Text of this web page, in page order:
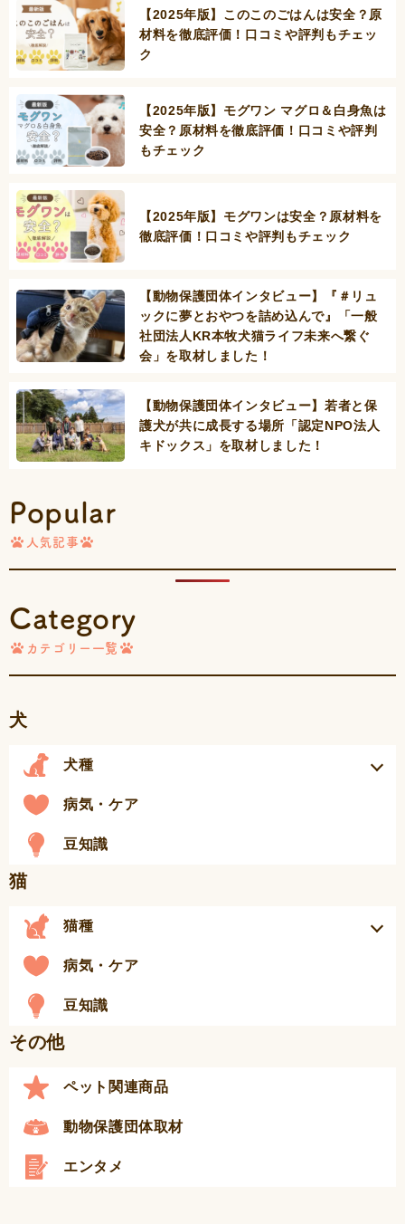
【2025年版】このこのごはんは安全？原
材料を徹底評価！口コミや評判もチェッ
ク
【2025年版】モグワン マグロ＆白身魚は
安全？原材料を徹底評価！口コミや評判
もチェック
【2025年版】モグワンは安全？原材料を
徹底評価！口コミや評判もチェック
【動物保護団体インタビュー】『＃リュ
ックに夢とおやつを詰め込んで』「一般
社団法人KR本牧犬猫ライフ未来へ繋ぐ
会」を取材しました！
【動物保護団体インタビュー】若者と保
護犬が共に成長する場所「認定NPO法人
キドックス」を取材しました！
Popular
人気記事
Category
カテゴリー一覧
犬
犬種
病気・ケア
豆知識
猫
猫種
病気・ケア
豆知識
その他
ペット関連商品
動物保護団体取材
エンタメ